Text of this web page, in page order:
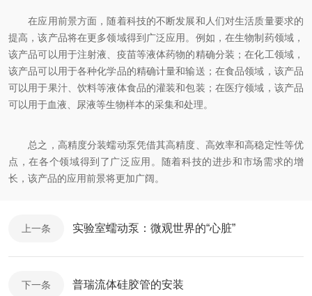
在应用前景方面，随着科技的不断发展和人们对生活质量要求的
提高，该产品将在更多领域得到广泛应用。例如，在生物制药领域，
该产品可以用于注射液、疫苗等液体药物的精确分装；在化工领域，
该产品可以用于各种化学品的精确计量和输送；在食品领域，该产品
可以用于果汁、饮料等液体食品的灌装和包装；在医疗领域，该产品
可以用于血液、尿液等生物样本的采集和处理。
总之，高精度分装蠕动泵凭借其高精度、高效率和高稳定性等优
点，在各个领域得到了广泛应用。随着科技的进步和市场需求的增
长，该产品的应用前景将更加广阔。
上一条 实验室蠕动泵：微观世界的“心脏”
下一条 普瑞流体硅胶管的安装